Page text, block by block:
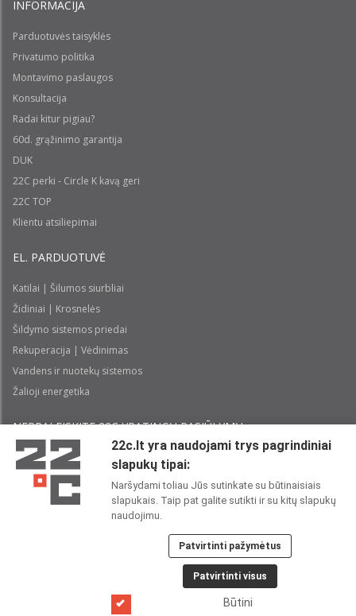
INFORMACIJA
Parduotuvės taisyklės
Privatumo politika
Montavimo paslaugos
Konsultacija
Radai kitur pigiau?
60d. grąžinimo garantija
DUK
22C perki - Circle K kavą geri
22C TOP
Klientu atsiliepimai
EL. PARDUOTUVĖ
Katilai | Šilumos siurbliai
Židiniai | Krosnelės
Šildymo sistemos priedai
Rekuperacija | Vėdinimas
Vandens ir nuotekų sistemos
Žalioji energetika
NEPRALEISKITE 22С YPATINGŲ PASIŪLYMŲ:
Perskaičiau ir sutinku su 22CPrivatumo politika
22C SOCIALINIUOSE TINKLUOSE:
22c.lt yra naudojami trys pagrindiniai
slapukų tipai:
Naršydami toliau Jūs sutinkate su būtinaisiais
slapukais. Taip pat galite sutikti ir su kitų slapukų
naudojimu.
Patvirtinti pažymėtus
Patvirtinti visus
Būtini